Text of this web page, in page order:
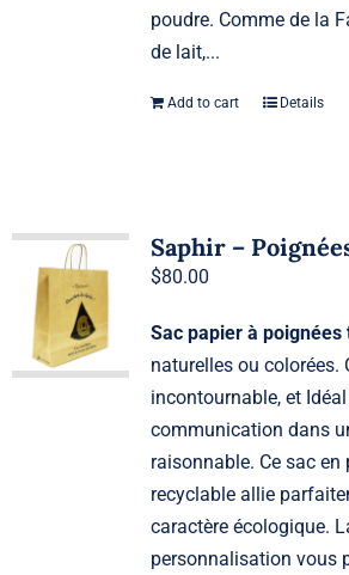
poudre. Comme de la
de lait,...
Add to cart Details
Saphir –
$80.00
Sac papier à poignées
naturelles ou colorées.
incontournable, et
communication dans
raisonnable. Ce sac en
recyclable allie
caractère écologique.
personnalisation vous